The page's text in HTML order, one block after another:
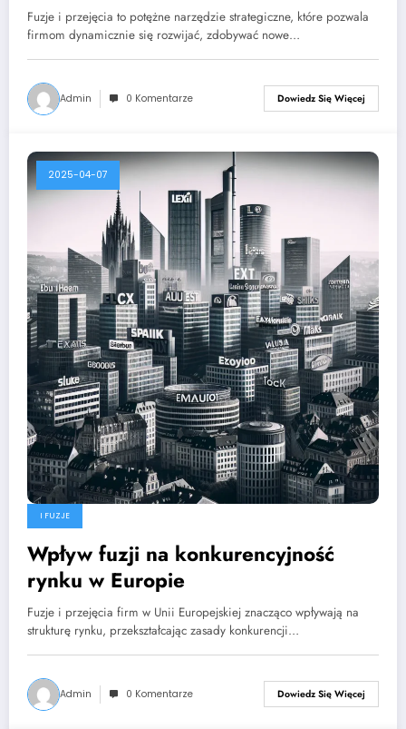
Fuzje i przejęcia to potężne narzędzie strategiczne, które pozwala
firmom dynamicznie się rozwijać, zdobywać nowe…
Admin 0 Komentarze Dowiedz Się Więcej
2025-04-07
I FUZJE
Wpływ fuzji na konkurencyjność
rynku w Europie
Fuzje i przejęcia firm w Unii Europejskiej znacząco wpływają na
strukturę rynku, przekształcając zasady konkurencji…
Admin 0 Komentarze Dowiedz Się Więcej